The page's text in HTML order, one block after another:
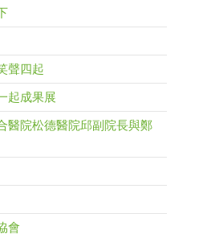
聲四起
起成果展
醫院松德醫院邱副院長與鄭
會